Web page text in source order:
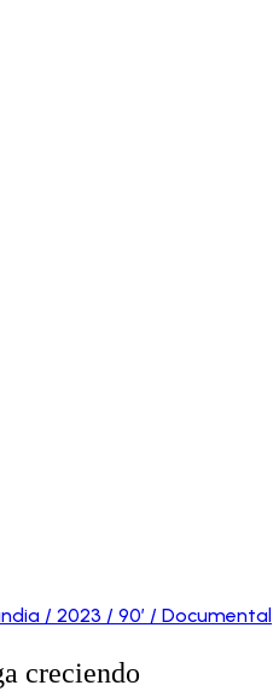
/ 2023 / 90′ / Documental
creciendo